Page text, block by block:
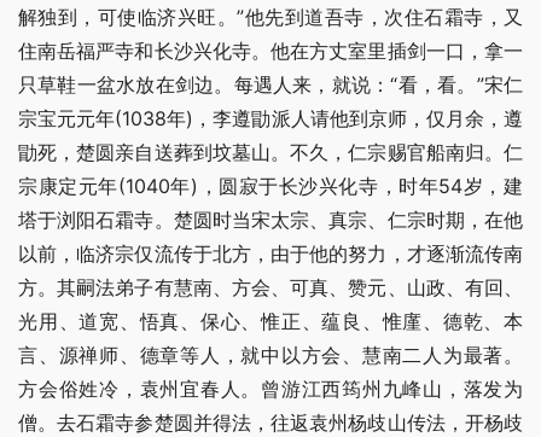
解独到，可使临济兴旺。”他先到道吾寺，次住石霜寺，又
住南岳福严寺和长沙兴化寺。他在方丈室里插剑一口，拿一
只草鞋一盆水放在剑边。每遇人来，就说：“看，看。”宋仁
宗宝元元年(1038年)，李遵勖派人请他到京师，仅月余，遵
勖死，楚圆亲自送葬到坟墓山。不久，仁宗赐官船南归。仁
宗康定元年(1040年)，圆寂于长沙兴化寺，时年54岁，建
塔于浏阳石霜寺。楚圆时当宋太宗、真宗、仁宗时期，在他
以前，临济宗仅流传于北方，由于他的努力，才逐渐流传南
方。其嗣法弟子有慧南、方会、可真、赞元、山政、有回、
光用、道宽、悟真、保心、惟正、蕴良、惟廑、德乾、本
言、源禅师、德章等人，就中以方会、慧南二人为最著。
方会俗姓冷，袁州宜春人。曾游江西筠州九峰山，落发为
僧。去石霜寺参楚圆并得法，往返袁州杨歧山传法，开杨歧